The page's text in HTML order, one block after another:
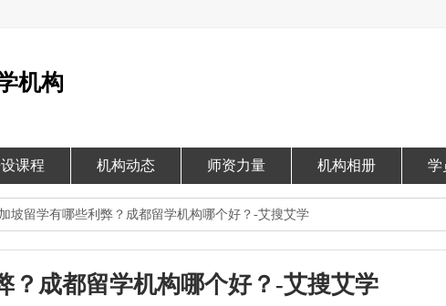
机构
课程 机构动态 师资力量 机构相册 学
坡留学有哪些利弊？成都留学机构哪个好？-艾搜艾学
？成都留学机构哪个好？-艾搜艾学